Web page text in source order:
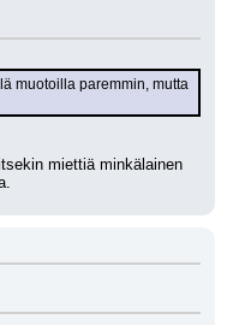
muotoilla paremmin, mutta
miettiä minkälainen